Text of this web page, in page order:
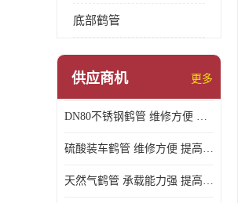
底部鹤管
供应商机 更多
DN80不锈钢鹤管 维修方便 提高输送效率
硫酸装车鹤管 维修方便 提高输送效率
天然气鹤管 承载能力强 提高输送效率